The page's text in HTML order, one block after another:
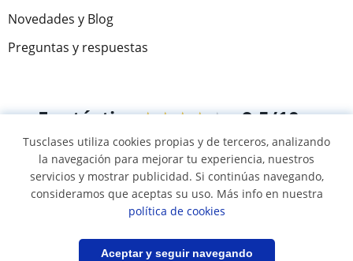
Guardar búsqueda
Novedades y Blog
Preguntas y respuestas
Fantástica★★★★★ 9,5/10
305915 opiniones de alumnos
© 2007 - 2026 Tusclases.mx
Mapa web:Profesores particulares
Tusclases utiliza cookies propias y de terceros, analizando
la navegación para mejorar tu experiencia, nuestros
servicios y mostrar publicidad. Si continúas navegando,
consideramos que aceptas su uso. Más info en nuestra
política de cookies
Aceptar y seguir navegando